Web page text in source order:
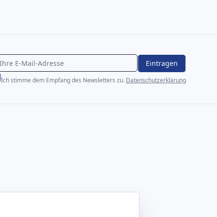
Eintragen
Ich stimme dem Empfang des Newsletters zu. Datenschutzerklärung